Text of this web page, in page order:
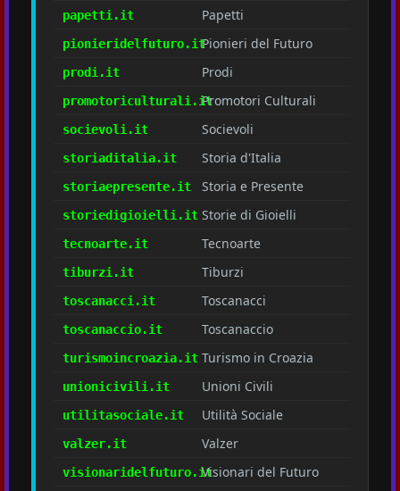
papetti.it Papetti
pionieridelfuturo.itPionieri del Futuro
prodi.it Prodi
promotoriculturali.itPromotori Culturali
socievoli.it Socievoli
storiaditalia.it Storia d'Italia
storiaepresente.it Storia e Presente
storiedigioielli.it Storie di Gioielli
tecnoarte.it Tecnoarte
tiburzi.it Tiburzi
toscanacci.it Toscanacci
toscanaccio.it Toscanaccio
turismoincroazia.it Turismo in Croazia
unionicivili.it Unioni Civili
utilitasociale.it Utilità Sociale
valzer.it Valzer
visionaridelfuturo.itVisionari del Futuro